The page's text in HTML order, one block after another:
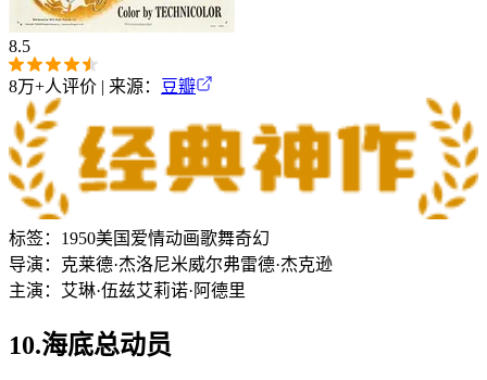
8.5
8万+人评价 | 来源： 豆瓣
标签： 1950美国 爱情动画歌舞奇幻
导演： 克莱德·杰洛尼米威尔弗雷德·杰克逊
主演： 艾琳·伍兹艾莉诺·阿德里
10.海底总动员